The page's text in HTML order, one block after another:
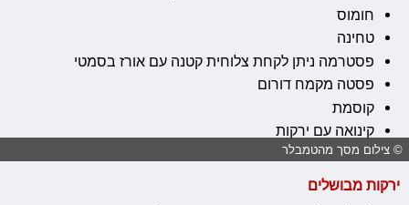
חומוס
טחינה
פסטרמה ניתן לקחת צלוחית קטנה עם אורז בסמטי
פסטה מקמח דורום
קוסמת
קינואה עם ירקות
© צילום מסך מהטמבלר
ירקות מבושלים